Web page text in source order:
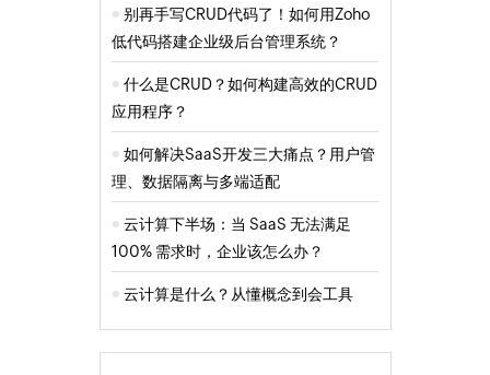
别再手写CRUD代码了！如何用Zoho
低代码搭建企业级后台管理系统？
什么是CRUD？如何构建高效的CRUD
应用程序？
如何解决SaaS开发三大痛点？用户管
理、数据隔离与多端适配
云计算下半场：当 SaaS 无法满足
100% 需求时，企业该怎么办？
云计算是什么？从懂概念到会工具